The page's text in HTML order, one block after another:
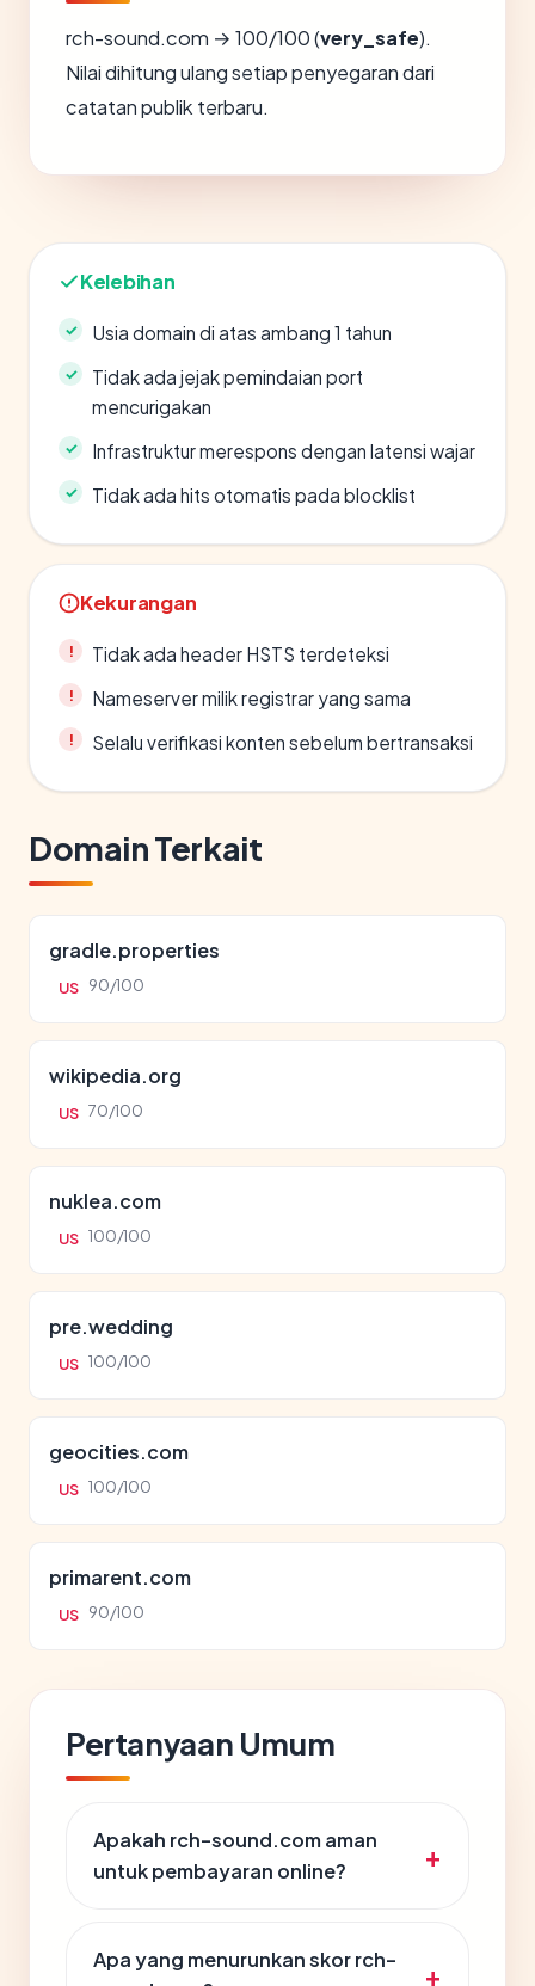
rch-sound.com → 100/100 (very_safe).
Nilai dihitung ulang setiap penyegaran dari
catatan publik terbaru.
Kelebihan
Usia domain di atas ambang 1 tahun
Tidak ada jejak pemindaian port
mencurigakan
Infrastruktur merespons dengan latensi wajar
Tidak ada hits otomatis pada blocklist
Kekurangan
Tidak ada header HSTS terdeteksi
Nameserver milik registrar yang sama
Selalu verifikasi konten sebelum bertransaksi
Domain Terkait
gradle.properties
US 90/100
wikipedia.org
US 70/100
nuklea.com
US 100/100
pre.wedding
US 100/100
geocities.com
US 100/100
primarent.com
US 90/100
Pertanyaan Umum
Apakah rch-sound.com aman
untuk pembayaran online?
Apa yang menurunkan skor rch-